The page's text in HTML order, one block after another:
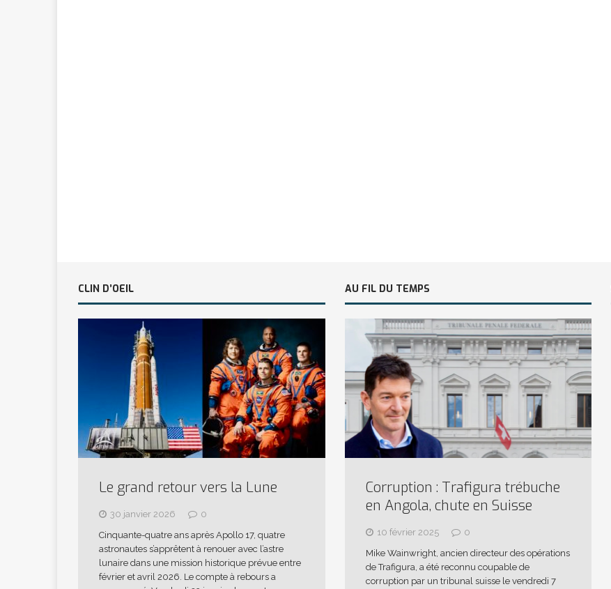
CLIN D’OEIL
Le grand retour vers la Lune
30 janvier 2026
0
Cinquante-quatre ans après Apollo 17, quatre
astronautes s’apprêtent à renouer avec l’astre
lunaire dans une mission historique prévue entre
février et avril 2026. Le compte à rebours a
AU FIL DU TEMPS
Corruption : Trafigura trébuche
en Angola, chute en Suisse
10 février 2025
0
Mike Wainwright, ancien directeur des opérations
de Trafigura, a été reconnu coupable de
corruption par un tribunal suisse le vendredi 7